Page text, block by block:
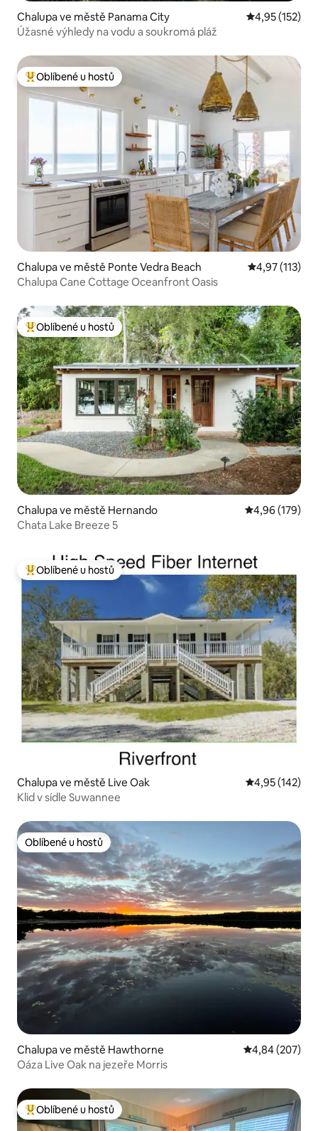
Chalupa ve městě Panama City Průměrné
4,95 (152)
Úžasné výhledy na vodu a soukromá pláž
Nejlepší v kategorii Oblíbené u hostů
Oblíbené u hostů
Chalupa ve městě Ponte Vedra Beach Průměrné
4,97 (113)
Chalupa Cane Cottage Oceanfront Oasis
Nejlepší v kategorii Oblíbené u hostů
Oblíbené u hostů
Chalupa ve městě Hernando Průměrné
4,96 (179)
Chata Lake Breeze 5
Nejlepší v kategorii Oblíbené u hostů
Oblíbené u hostů
Chalupa ve městě Live Oak Průměrné
4,95 (142)
Klid v sídle Suwannee
Oblíbené u hostů
Oblíbené u hostů
Chalupa ve městě Hawthorne Průměrné
4,84 (207)
Oáza Live Oak na jezeře Morris
Nejlepší v kategorii Oblíbené u hostů
Oblíbené u hostů